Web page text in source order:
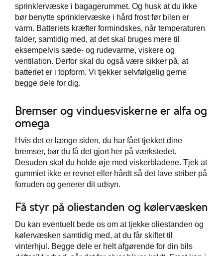
sprinklervæske i bagagerummet. Og husk at du ikke
bør benytte sprinklervæske i hård frost før bilen er
varm. Batteriets kræfter formindskes, når temperaturen
falder, samtidig med, at det skal bruges mere til
eksempelvis sæde- og rudevarme, viskere og
ventilation. Derfor skal du også være sikker på, at
batteriet er i topform. Vi tjekker selvfølgelig gerne
begge dele for dig.
Bremser og vinduesviskerne er alfa og
omega
Hvis det er længe siden, du har fået tjekket dine
bremser, bør du få det gjort her på værkstedet.
Desuden skal du holde øje med viskerbladene. Tjek at
gummiet ikke er revnet eller hårdt så det lave striber på
forruden og generer dit udsyn.
Få styr på oliestanden og kølervæsken
Du kan eventuelt bede os om at tjekke oliestanden og
kølervæsken samtidig med, at du får skiftet til
vinterhjul. Begge dele er helt afgørende for din bils